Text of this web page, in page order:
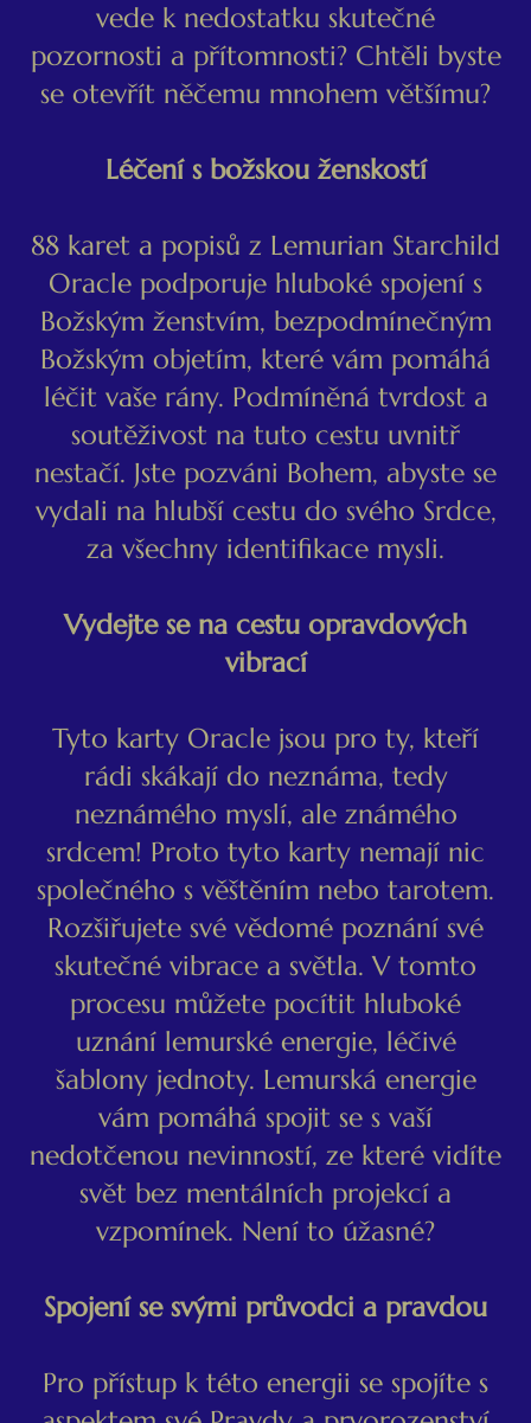
vede k nedostatku skutečné
pozornosti a přítomnosti? Chtěli byste
se otevřít něčemu mnohem většímu?
Léčení s božskou ženskostí
88 karet a popisů z Lemurian Starchild
Oracle podporuje hluboké spojení s
Božským ženstvím, bezpodmínečným
Božským objetím, které vám pomáhá
léčit vaše rány. Podmíněná tvrdost a
soutěživost na tuto cestu uvnitř
nestačí. Jste pozváni Bohem, abyste se
vydali na hlubší cestu do svého Srdce,
za všechny identifikace mysli.
Vydejte se na cestu opravdových
vibrací
Tyto karty Oracle jsou pro ty, kteří
rádi skákají do neznáma, tedy
neznámého myslí, ale známého
srdcem! Proto tyto karty nemají nic
společného s věštěním nebo tarotem.
Rozšiřujete své vědomé poznání své
skutečné vibrace a světla. V tomto
procesu můžete pocítit hluboké
uznání lemurské energie, léčivé
šablony jednoty. Lemurská energie
vám pomáhá spojit se s vaší
nedotčenou nevinností, ze které vidíte
svět bez mentálních projekcí a
vzpomínek. Není to úžasné?
Spojení se svými průvodci a pravdou
Pro přístup k této energii se spojíte s